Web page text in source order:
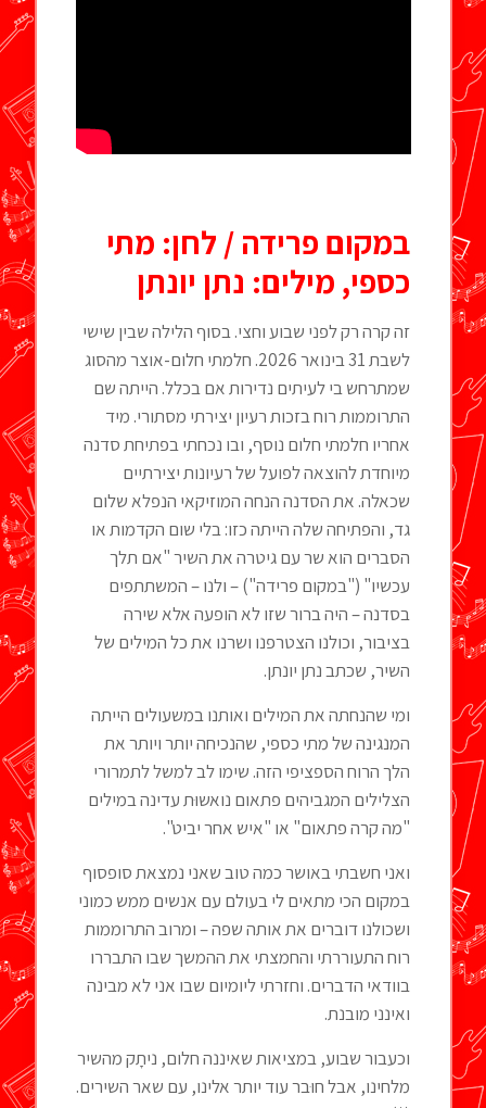
במקום פרידה / לחן: מתי
כספי, מילים: נתן יונתן
זה קרה רק לפני שבוע וחצי. בסוף הלילה שבין שישי
לשבת 31 בינואר 2026. חלמתי חלום-אוצר מהסוג
שמתרחש בי לעיתים נדירות אם בכלל. הייתה שם
התרוממות רוח בזכות רעיון יצירתי מסתורי. מיד
אחריו חלמתי חלום נוסף, ובו נכחתי בפתיחת סדנה
מיוחדת להוצאה לפועל של רעיונות יצירתיים
שכאלה. את הסדנה הנחה המוזיקאי הנפלא שלום
גד, והפתיחה שלה הייתה כזו: בלי שום הקדמות או
הסברים הוא שר עם גיטרה את השיר "אם תלך
עכשיו" ("במקום פרידה") – ולנו – המשתתפים
בסדנה – היה ברור שזו לא הופעה אלא שירה
בציבור, וכולנו הצטרפנו ושרנו את כל המילים של
השיר, שכתב נתן יונתן.
ומי שהנחתה את המילים ואותנו במשעולים הייתה
המנגינה של מתי כספי, שהנכיחה יותר ויותר את
הלך הרוח הספציפי הזה. שימו לב למשל לתמרורי
הצלילים המגביהים פתאום נואשוּת עדינה במילים
"מה קרה פתאום" או "איש אחר יביט".
ואני חשבתי באושר כמה טוב שאני נמצאת סופסוף
במקום הכי מתאים לי בעולם עם אנשים ממש כמוני
ושכולנו דוברים את אותה שפה – ומרוב התרוממות
רוח התעוררתי והחמצתי את ההמשך שבו התבררו
בוודאי הדברים. וחזרתי ליומיום שבו אני לא מבינה
ואינני מובנת.
וכעבור שבוע, במציאות שאיננה חלום, ניתָק מהשיר
מלחינו, אבל חוּבר עוד יותר אלינו, עם שאר השירים.